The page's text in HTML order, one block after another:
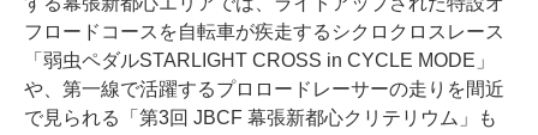
フロードコースを自転車が疾走するシクロクロスレース
「弱虫ペダルSTARLIGHT CROSS in CYCLE MODE」
や、第一線で活躍するプロロードレーサーの走りを間近
で見られる「第3回 JBCF 幕張新都心クリテリウム」も